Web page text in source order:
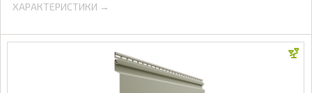
ХАРАКТЕРИСТИКИ →